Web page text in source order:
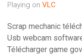
Playing on VLC
Scrap mechanic
Usb webcam
Télécharger game